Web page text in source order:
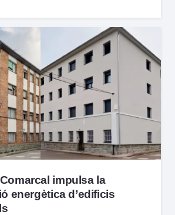
impulsa la
energètica d’edificis